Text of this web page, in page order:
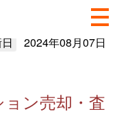
2024年08月07日
ン売却・査